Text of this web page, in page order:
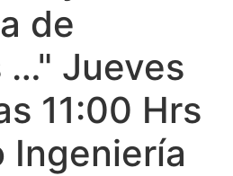
de
…" Jueves
11:00 Hrs
Ingeniería